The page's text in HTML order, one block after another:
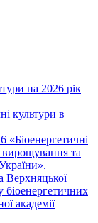
на 2026 рік
культури в
«Біоенергетичні
вирощування та
Верхняцької
біоенергетичних
академії